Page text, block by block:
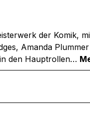
der Komik,
Amanda
den Hauptrollen…